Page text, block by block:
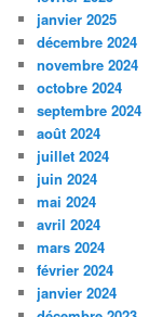
janvier 2025
décembre 2024
novembre 2024
octobre 2024
septembre 2024
août 2024
juillet 2024
juin 2024
mai 2024
avril 2024
mars 2024
février 2024
janvier 2024